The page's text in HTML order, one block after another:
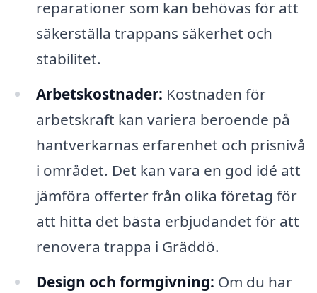
reparationer som kan behövas för att
säkerställa trappans säkerhet och
stabilitet.
Arbetskostnader: Kostnaden för
arbetskraft kan variera beroende på
hantverkarnas erfarenhet och prisnivå
i området. Det kan vara en god idé att
jämföra offerter från olika företag för
att hitta det bästa erbjudandet för att
renovera trappa i Gräddö.
Design och formgivning: Om du har